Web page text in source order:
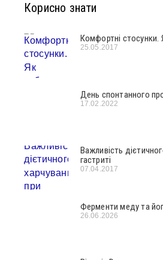
Корисно знати
Комфортні стосунки.
25.05.2017
День спонтанного
17.02.2022
Важливість
гастриті
07.04.2017
Ферменти меду та
26.06.2026